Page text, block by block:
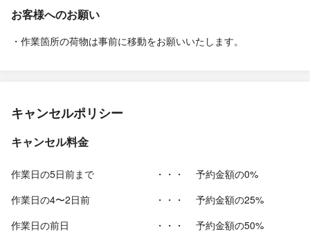
お客様へのお願い
・作業箇所の荷物は事前に移動をお願いいたします。
キャンセルポリシー
キャンセル料金
作業日の5日前まで ・・・
予約金額の0%
作業日の4〜2日前
・・・
予約金額の25%
作業日の前日
・・・
予約金額の50%